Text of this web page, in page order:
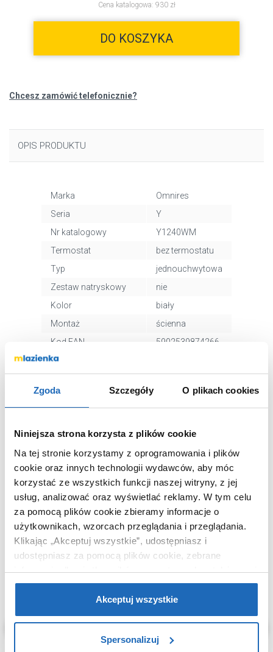
Zgoda Szczegóły O plikach cookies
Niniejsza strona korzysta z plików cookie
Na tej stronie korzystamy z oprogramowania i plików
cookie oraz innych technologii wydawców, aby móc
korzystać ze wszystkich funkcji naszej witryny, z jej
usług, analizować oraz wyświetlać reklamy. W tym celu
za pomocą plików cookie zbieramy informacje o
użytkownikach, wzorcach przeglądania i przeglądania.
Klikając „Akceptuj wszystkie”, udostępniasz i
udostępniasz za pomocą plików cookie, zebrane
informacje dla użytkowników zewnętrznych, a także nasi
partnerzy reklamowi.Jeśli chcesz, włącz „Tylko
wymagane pliki cookie”.Pamiętaj jednak, że
zablokowane niektóre pliki cookie mogą mieć wpływ na
Akceptuj wszystkie
Spersonalizuj
Cena katalogowa: 930 zł
DO KOSZYKA
Chcesz zamówić telefonicznie?
OPIS PRODUKTU
Marka
Omnires
Seria
Y
Nr katalogowy
Y1240WM
Termostat
bez termostatu
Typ
jednouchwytowa
Zestaw natryskowy
nie
Kolor
biały
Montaż
ścienna
Kod EAN
5902539874266
Wymiary z
opakowaniem
Waga z opakowaniem
1,35 kg
Dane producenta
Zobacz
KUPOWANE Z